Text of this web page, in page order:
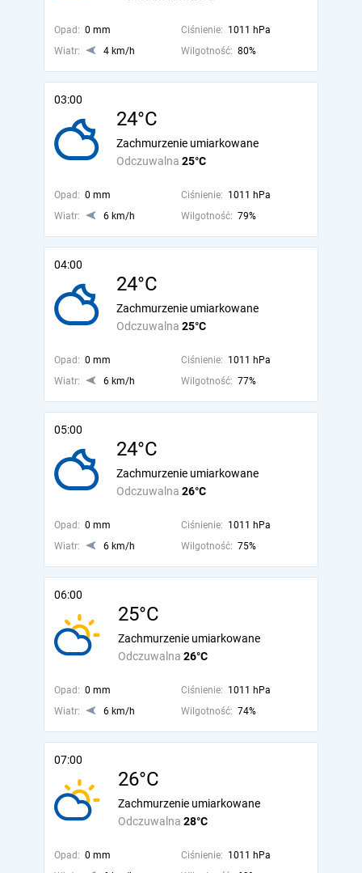
Opad: 0 mm Ciśnienie: 1011 hPa
Wiatr:
4 km/h Wilgotność: 80%
03:00
24°C
Odczuwalna 25°C
Zachmurzenie umiarkowane
Opad: 0 mm Ciśnienie: 1011 hPa
Wiatr:
6 km/h Wilgotność: 79%
04:00
24°C
Odczuwalna 25°C
Zachmurzenie umiarkowane
Opad: 0 mm Ciśnienie: 1011 hPa
Wiatr:
6 km/h Wilgotność: 77%
05:00
24°C
Odczuwalna 26°C
Zachmurzenie umiarkowane
Opad: 0 mm Ciśnienie: 1011 hPa
Wiatr:
6 km/h Wilgotność: 75%
06:00
25°C
Odczuwalna 26°C
Zachmurzenie umiarkowane
Opad: 0 mm Ciśnienie: 1011 hPa
Wiatr:
6 km/h Wilgotność: 74%
07:00
26°C
Odczuwalna 28°C
Zachmurzenie umiarkowane
Opad: 0 mm Ciśnienie: 1011 hPa